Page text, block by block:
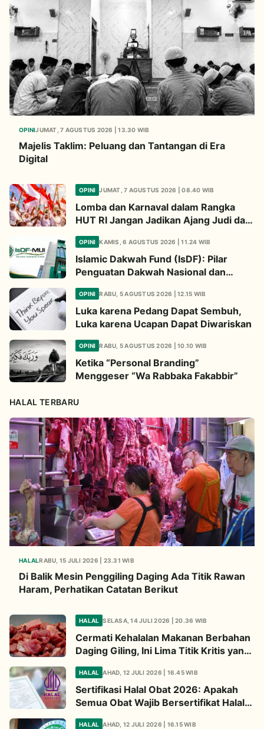
OPINIJUMAT, 7 AGUSTUS 2026 | 13.30 WIB
Majelis Taklim: Peluang dan Tantangan di Era
Digital
OPINI JUMAT, 7 AGUSTUS 2026 | 08.40 WIB
Lomba dan Karnaval dalam Rangka
HUT RI Jangan Jadikan Ajang Judi dan
Kampanye LGBT
OPINI KAMIS, 6 AGUSTUS 2026 | 11.24 WIB
Islamic Dakwah Fund (IsDF): Pilar
Penguatan Dakwah Nasional dan
Jembatan Kepedulian Umat Global
OPINI RABU, 5 AGUSTUS 2026 | 12.15 WIB
Luka karena Pedang Dapat Sembuh,
Luka karena Ucapan Dapat Diwariskan
OPINI RABU, 5 AGUSTUS 2026 | 10.10 WIB
Ketika “Personal Branding”
Menggeser “Wa Rabbaka Fakabbir”
HALAL TERBARU
HALALRABU, 15 JULI 2026 | 23.31 WIB
Di Balik Mesin Penggiling Daging Ada Titik Rawan
Haram, Perhatikan Catatan Berikut
HALAL SELASA, 14 JULI 2026 | 20.36 WIB
Cermati Kehalalan Makanan Berbahan
Daging Giling, Ini Lima Titik Kritis yang
Wajib Diperhatikan
HALAL AHAD, 12 JULI 2026 | 16.45 WIB
Sertifikasi Halal Obat 2026: Apakah
Semua Obat Wajib Bersertifikat Halal?
Begini Penjelasannya
HALAL AHAD, 12 JULI 2026 | 16.15 WIB